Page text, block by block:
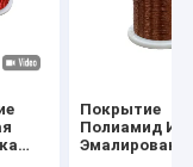
Покрытие
Полиамид